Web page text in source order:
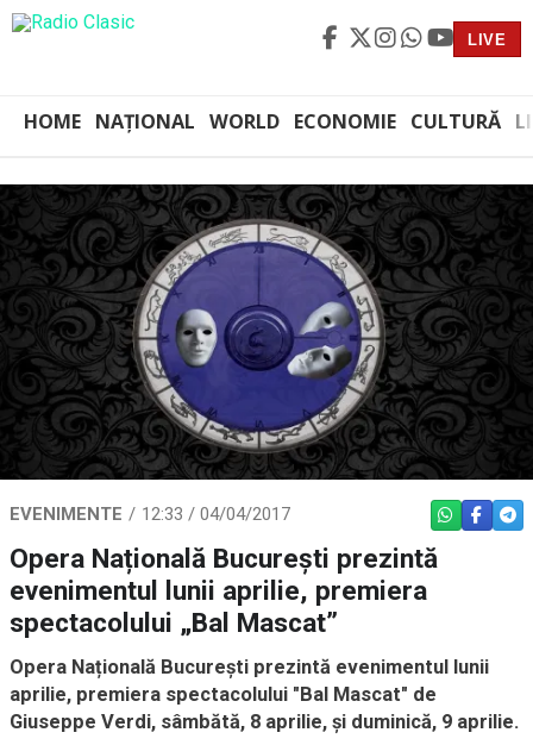
LIVE
HOME NAȚIONAL WORLD ECONOMIE CULTURĂ
EVENIMENTE 12:33 / 04/04/2017 WHATSAPP
Opera Națională București prezintă
evenimentul lunii aprilie, premiera
spectacolului „Bal Mascat”
Opera Națională București prezintă evenimentul lunii
aprilie, premiera spectacolului "Bal Mascat" de
Giuseppe Verdi, sâmbătă, 8 aprilie, și duminică, 9 aprilie.